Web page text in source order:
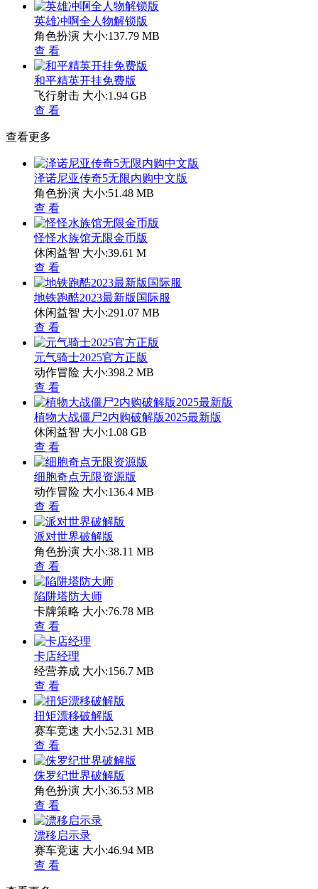
英雄冲啊全人物解锁版
角色扮演 大小:137.79 MB
查 看
和平精英开挂免费版
飞行射击 大小:1.94 GB
查 看
查看更多
泽诺尼亚传奇5无限内购中文版
角色扮演 大小:51.48 MB
查 看
怪怪水族馆无限金币版
休闲益智 大小:39.61 M
查 看
地铁跑酷2023最新版国际服
休闲益智 大小:291.07 MB
查 看
元气骑士2025官方正版
动作冒险 大小:398.2 MB
查 看
植物大战僵尸2内购破解版2025最新版
休闲益智 大小:1.08 GB
查 看
细胞奇点无限资源版
动作冒险 大小:136.4 MB
查 看
派对世界破解版
角色扮演 大小:38.11 MB
查 看
陷阱塔防大师
卡牌策略 大小:76.78 MB
查 看
卡店经理
经营养成 大小:156.7 MB
查 看
扭矩漂移破解版
赛车竞速 大小:52.31 MB
查 看
侏罗纪世界破解版
角色扮演 大小:36.53 MB
查 看
漂移启示录
赛车竞速 大小:46.94 MB
查 看